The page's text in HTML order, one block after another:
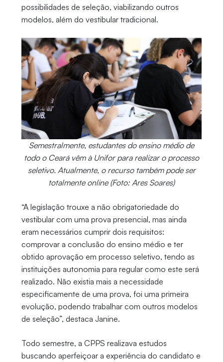
possibilidades de seleção, viabilizando outros
modelos, além do vestibular tradicional.
Semestralmente, estudantes do ensino médio de
todo o Ceará vêm à Unifor para realizar o processo
seletivo. Atualmente, o recurso também pode ser
totalmente online (Foto: Ares Soares)
“A legislação trouxe a não obrigatoriedade do
vestibular com uma prova presencial, mas ainda
eram necessários cumprir dois requisitos:
comprovar a conclusão do ensino médio e ter
obtido aprovação em processo seletivo, tendo as
instituições autonomia para regular como este será
realizado. Não existia mais a necessidade
especificamente de uma prova, foi uma primeira
evolução, podendo trabalhar com outros modelos
de seleção”, destaca Janine.
Todo semestre, a CPPS realizava estudos
buscando aperfeiçoar a experiência do candidato e